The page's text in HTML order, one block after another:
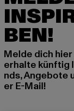
BEN!
Melde dich
erhalte künftig
nds, Angebote
er E-Mail!